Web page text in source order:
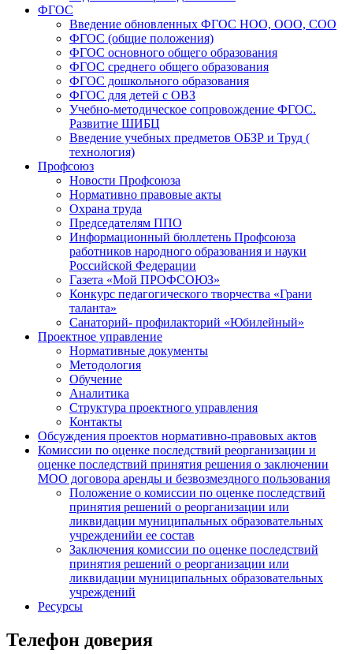
ФГОС
Введение обновленных ФГОС НОО, ООО, СОО
ФГОС (общие положения)
ФГОС основного общего образования
ФГОС среднего общего образования
ФГОС дошкольного образования
ФГОС для детей с ОВЗ
Учебно-методическое сопровождение ФГОС.
Развитие ШИБЦ
Введение учебных предметов ОБЗР и Труд (
технология)
Профсоюз
Новости Профсоюза
Нормативно правовые акты
Охрана труда
Председателям ППО
Информационный бюллетень Профсоюза
работников народного образования и науки
Российской Федерации
Газета «Мой ПРОФСОЮЗ»
Конкурс педагогического творчества «Грани
таланта»
Санаторий- профилакторий «Юбилейный»
Проектное управление
Нормативные документы
Методология
Обучение
Аналитика
Структура проектного управления
Контакты
Обсуждения проектов нормативно-правовых актов
Комиссии по оценке последствий реорганизации и
оценке последствий принятия решения о заключении
МОО договора аренды и безвозмездного пользования
Положение о комиссии по оценке последствий
принятия решений о реорганизации или
ликвидации муниципальных образовательных
учрежденийи ее состав
Заключения комиссии по оценке последствий
принятия решений о реорганизации или
ликвидации муниципальных образовательных
учреждений
Ресурсы
Телефон доверия